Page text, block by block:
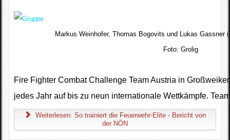
Markus Weinhofer, Thomas Bogovits und Lukas Gassner
Foto: Grolig
Fire Fighter Combat Challenge Team Austria in
jedes Jahr auf bis zu neun internationale Wettkämpfe.
Weiterlesen: So trainiert die Feuerwehr-Elite - Bericht von
der NÖN